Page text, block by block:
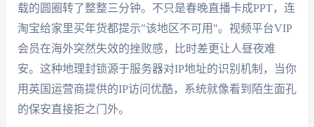
载的圆圈转了整整三分钟。不只是春晚直播卡成PPT，连
淘宝给家里买年货都提示"该地区不可用"。视频平台VIP
会员在海外突然失效的挫败感，比时差更让人昼夜难
安。这种地理封锁源于服务器对IP地址的识别机制，当你
用英国运营商提供的IP访问优酷，系统就像看到陌生面孔
的保安直接拒之门外。